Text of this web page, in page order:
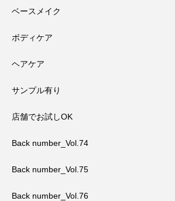
ベースメイク
ボディケア
ヘアケア
サンプル有り
店舗でお試しOK
Back number_Vol.74
Back number_Vol.75
Back number_Vol.76